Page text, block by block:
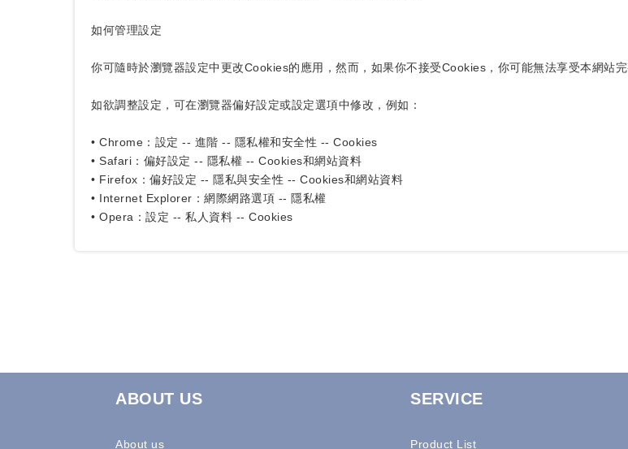
如何管理設定
你可隨時於瀏覽器設定中更改Cookies的應用，然而，如果你不接受Cookies，你可能無法享受本網站完
如欲調整設定，可在瀏覽器偏好設定或設定選項中修改，例如：
• Chrome：設定 -- 進階 -- 隱私權和安全性 -- Cookies
• Safari：偏好設定 -- 隱私權 -- Cookies和網站資料
• Firefox：偏好設定 -- 隱私與安全性 -- Cookies和網站資料
• Internet Explorer：網際網路選項 -- 隱私權
• Opera：設定 -- 私人資料 -- Cookies
ABOUT US
About us
SERVICE
Product List